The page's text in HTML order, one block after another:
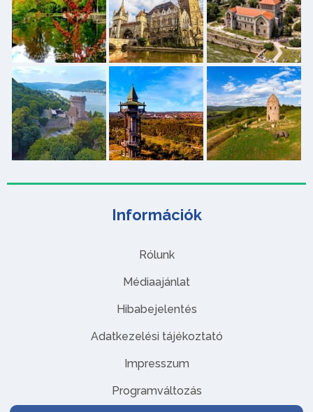
Információk
Rólunk
Médiaajánlat
Hibabejelentés
Adatkezelési tájékoztató
Impresszum
Programváltozás